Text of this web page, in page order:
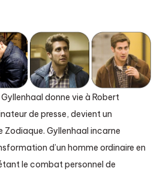
donne vie à Robert
de presse, devient un
Zodiaque. Gyllenhaal incarne
d’un homme ordinaire en
le combat personnel de